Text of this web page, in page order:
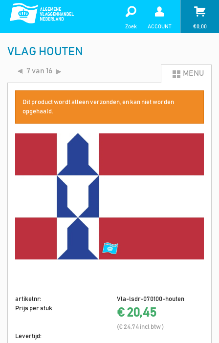
Zoek ACCOUNT €0,00
VLAG HOUTEN
7 van 16 MENU
Dit product wordt alleen verzonden, en kan niet worden
opgehaald.
artikelnr:
Vla-lsdr-070100-houten
Prijs per stuk
€ 20,45
(€ 24,74 incl btw )
Levertijd: